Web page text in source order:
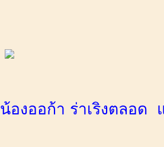
น้องออก้า ร่าเริงตลอด